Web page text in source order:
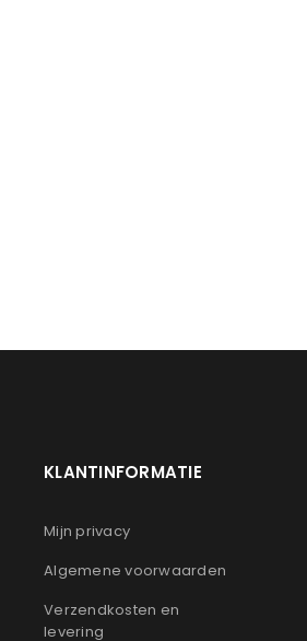
KLANTINFORMATIE
Mijn privacy
Algemene voorwaarden
Verzendkosten en
levering